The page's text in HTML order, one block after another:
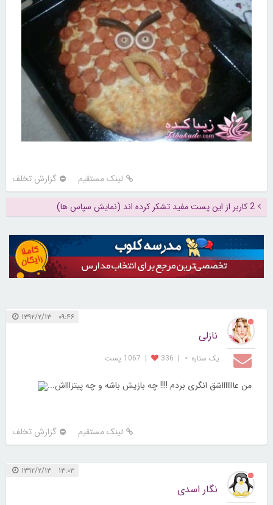
لینک مستقیم گزارش تخلف
2 کاربر از این پست مفید تشکر کرده اند (نمایش سپاس ها)
۰۹:۴۶ ۱۳۹۲/۲/۱۳
نازلی
یک ستاره ⋆ |
336
| 1067 پست
من عاااااااشق انگری بردم !!!! چه بازیش باشه و چه پیتزاااش...
لینک مستقیم گزارش تخلف
۱۳:۰۳ ۱۳۹۲/۲/۱۳
نگار اسدی